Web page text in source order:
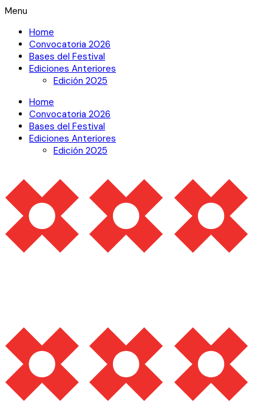
Menu
Home
Convocatoria 2026
Bases del Festival
Ediciones Anteriores
Edición 2025
Home
Convocatoria 2026
Bases del Festival
Ediciones Anteriores
Edición 2025